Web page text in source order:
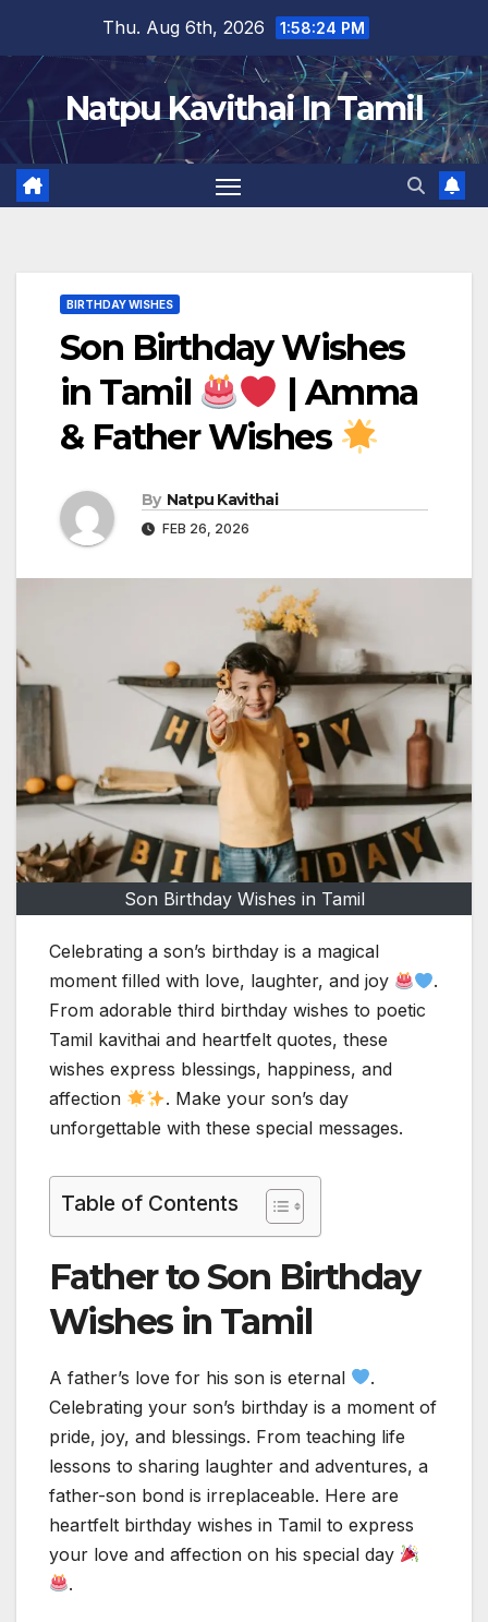
content
Thu. Aug 6th, 2026 1:58:25 PM
Natpu Kavithai In Tamil
BIRTHDAY WISHES
Son Birthday Wishes
in Tamil
| Amma
& Father Wishes
By Natpu Kavithai
FEB 26, 2026
Son Birthday Wishes in Tamil
Celebrating a son’s birthday is a magical
moment filled with love, laughter, and joy
.
From adorable third birthday wishes to poetic
Tamil kavithai and heartfelt quotes, these
wishes express blessings, happiness, and
affection
. Make your son’s day
unforgettable with these special messages.
Table of Contents
Father to Son Birthday
Wishes in Tamil
A father’s love for his son is eternal
.
Celebrating your son’s birthday is a moment of
pride, joy, and blessings. From teaching life
lessons to sharing laughter and adventures, a
father-son bond is irreplaceable. Here are
heartfelt birthday wishes in Tamil to express
your love and affection on his special day
.